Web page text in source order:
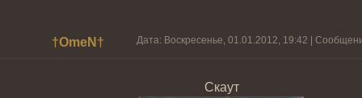
†OmeN† Дата: Воскресенье, 01.01.2012, 19:42 |
Скаут